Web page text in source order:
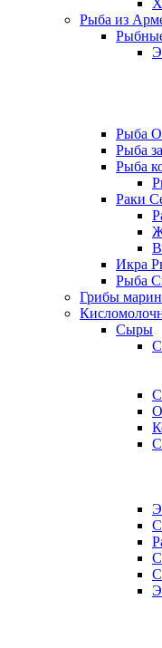
Рыба из
Рыба
Рыба
Рыба
Раки
Икра
Рыба
Грибы
Сыры